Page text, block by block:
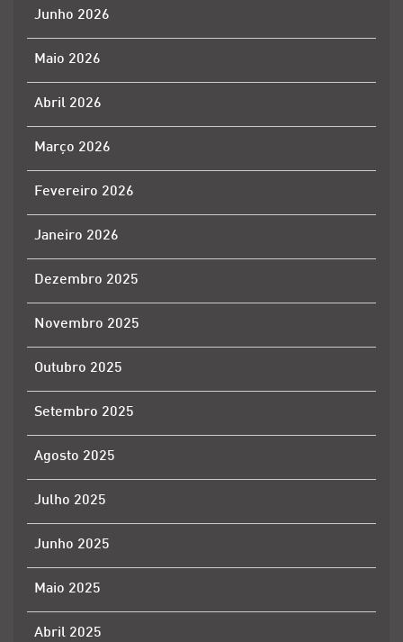
Junho 2026
Maio 2026
Abril 2026
Março 2026
Fevereiro 2026
Janeiro 2026
Dezembro 2025
Novembro 2025
Outubro 2025
Setembro 2025
Agosto 2025
Julho 2025
Junho 2025
Maio 2025
Abril 2025